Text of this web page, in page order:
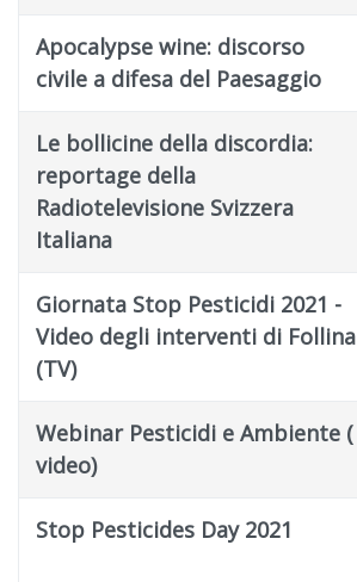
Apocalypse wine: discorso
civile a difesa del Paesaggio
Le bollicine della discordia:
reportage della
Radiotelevisione Svizzera
Italiana
Giornata Stop Pesticidi 2021 -
Video degli interventi di Follina
(TV)
Webinar Pesticidi e Ambiente (
video)
Stop Pesticides Day 2021